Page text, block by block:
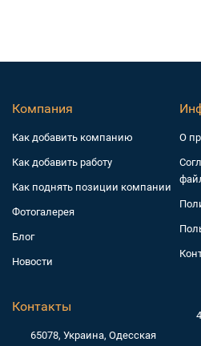
Компания
Как добавить компанию
Как добавить работу
Как поднять позиции компании
Фотогалерея
Блог
Новости
О
Контакты
65078, Украина, Одесская